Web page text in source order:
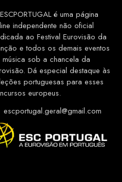
é uma página
independente não oficial
ao Festival Eurovisão da
e todos os demais eventos
sob a chancela da
Dá especial destaque às
portuguesas para esses
europeus.
escportugal.geral@gmail.com